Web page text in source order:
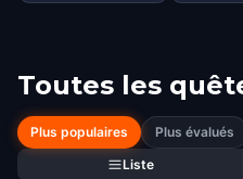
Toutes les
Plus populaires Plus évalués
Liste